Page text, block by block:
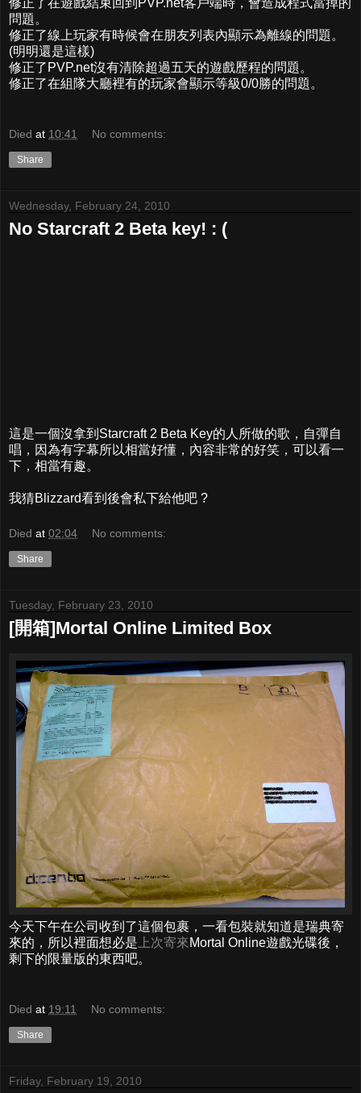
問題。
修正了線上玩家有時候會在朋友列表內顯示為離線的問題。
(明明還是這樣)
修正了PVP.net沒有清除超過五天的遊戲歷程的問題。
修正了在組隊大廳裡有的玩家會顯示等級0/0勝的問題。
Died at 10:41 No comments:
Share
Wednesday, February 24, 2010
No Starcraft 2 Beta key! : (
這是一個沒拿到Starcraft 2 Beta Key的人所做的歌，自彈自
唱，因為有字幕所以相當好懂，內容非常的好笑，可以看一
下，相當有趣。
我猜Blizzard看到後會私下給他吧 ?
Died at 02:04 No comments:
Share
Tuesday, February 23, 2010
[開箱]Mortal Online Limited Box
今天下午在公司收到了這個包裹，一看包裝就知道是瑞典寄
來的，所以裡面想必是 上次寄來Mortal Online遊戲光碟後，
剩下的限量版的東西吧。
Died at 19:11 No comments:
Share
Friday, February 19, 2010